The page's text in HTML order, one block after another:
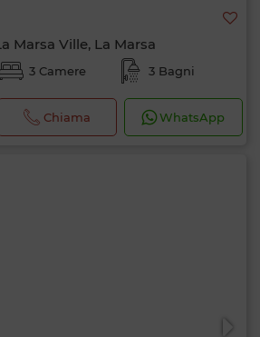
Marsa Ville, La Marsa
3 Camere 3 Bagni
Chiama WhatsApp